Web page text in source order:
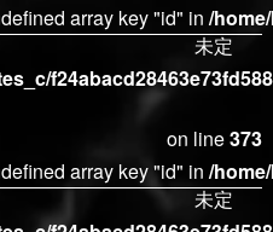
未定
array key "id" in/
on line373
未定
array key "id" in/